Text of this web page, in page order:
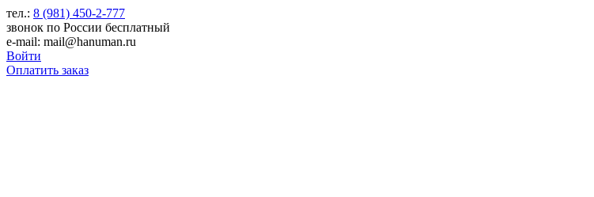
тел.: 8 (981) 450-2-777
звонок по России бесплатный
e-mail: mail@hanuman.ru
Войти
Оплатить заказ